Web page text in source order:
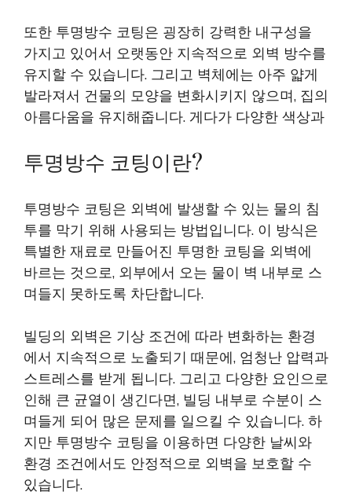
또한 투명방수 코팅은 굉장히 강력한 내구성을
가지고 있어서 오랫동안 지속적으로 외벽 방수를
유지할 수 있습니다. 그리고 벽체에는 아주 얇게
발라져서 건물의 모양을 변화시키지 않으며, 집의
아름다움을 유지해줍니다. 게다가 다양한 색상과
투명방수 코팅이란?
투명방수 코팅은 외벽에 발생할 수 있는 물의 침
투를 막기 위해 사용되는 방법입니다. 이 방식은
특별한 재료로 만들어진 투명한 코팅을 외벽에
바르는 것으로, 외부에서 오는 물이 벽 내부로 스
며들지 못하도록 차단합니다.
빌딩의 외벽은 기상 조건에 따라 변화하는 환경
에서 지속적으로 노출되기 때문에, 엄청난 압력과
스트레스를 받게 됩니다. 그리고 다양한 요인으로
인해 큰 균열이 생긴다면, 빌딩 내부로 수분이 스
며들게 되어 많은 문제를 일으킬 수 있습니다. 하
지만 투명방수 코팅을 이용하면 다양한 날씨와
환경 조건에서도 안정적으로 외벽을 보호할 수
있습니다.